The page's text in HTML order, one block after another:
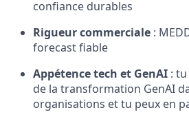
confiance durables
Rigueur commerciale :
forecast fiable
Appétence tech et GenAI :
de la transformation GenAI
organisations et tu peux en